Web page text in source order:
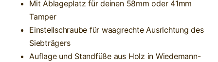
Mit Ablageplatz für deinen 58mm oder 41mm
Tamper
Einstellschraube für waagrechte Ausrichtung des
Siebträgers
Auflage und Standfüße aus Holz in Wiedemann-